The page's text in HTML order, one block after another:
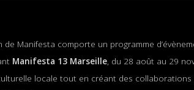
Manifesta comporte un programme
Manifesta 13 Marseille, du 28 août au 29
locale tout en créant des